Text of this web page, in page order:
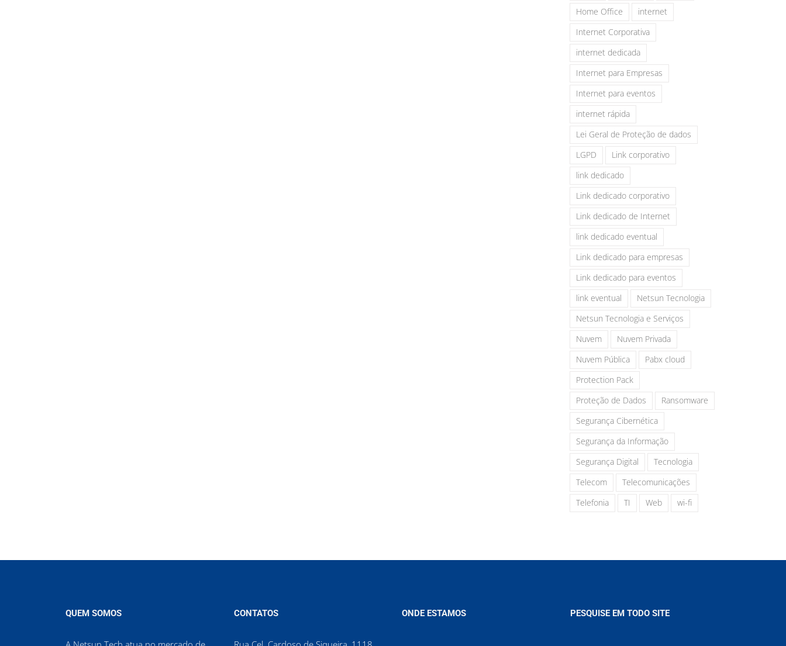
Home Office
internet
Internet Corporativa
internet dedicada
Internet para Empresas
Internet para eventos
internet rápida
Lei Geral de Proteção de dados
LGPD
Link corporativo
link dedicado
Link dedicado corporativo
Link dedicado de Internet
link dedicado eventual
Link dedicado para empresas
Link dedicado para eventos
link eventual
Netsun Tecnologia
Netsun Tecnologia e Serviços
Nuvem
Nuvem Privada
Nuvem Pública
Pabx cloud
Protection Pack
Proteção de Dados
Ransomware
Segurança Cibernética
Segurança da Informação
Segurança Digital
Tecnologia
Telecom
Telecomunicações
Telefonia
TI Web wi-fi
QUEM SOMOS CONTATOS ONDE ESTAMOS PESQUISE EM TODO SITE